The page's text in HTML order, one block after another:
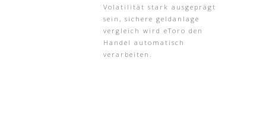
Volatilität stark ausgeprägt
sein, sichere geldanlage
vergleich wird eToro den
Handel automatisch
verarbeiten.